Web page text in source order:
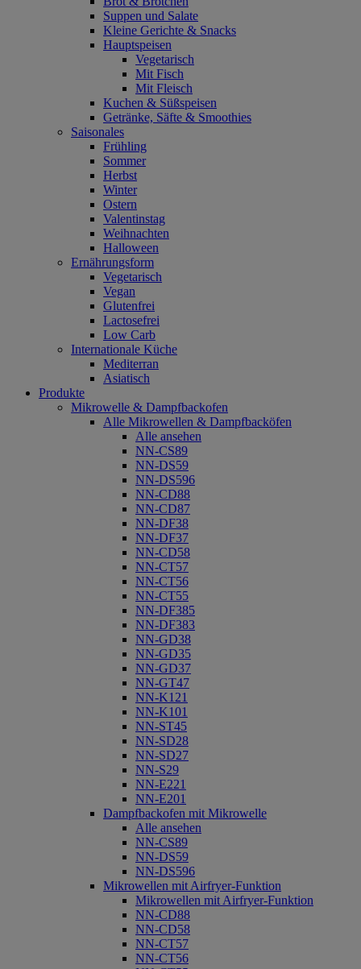
Suppen und Salate
Kleine Gerichte & Snacks
Hauptspeisen
Vegetarisch
Mit Fisch
Mit Fleisch
Kuchen & Süßspeisen
Getränke, Säfte & Smoothies
Saisonales
Frühling
Sommer
Herbst
Winter
Ostern
Valentinstag
Weihnachten
Halloween
Ernährungsform
Vegetarisch
Vegan
Glutenfrei
Lactosefrei
Low Carb
Internationale Küche
Mediterran
Asiatisch
Produkte
Mikrowelle & Dampfbackofen
Alle Mikrowellen & Dampfbacköfen
Alle ansehen
NN-CS89
NN-DS59
NN-DS596
NN-CD88
NN-CD87
NN-DF38
NN-DF37
NN-CD58
NN-CT57
NN-CT56
NN-CT55
NN-DF385
NN-DF383
NN-GD38
NN-GD35
NN-GD37
NN-GT47
NN-K121
NN-K101
NN-ST45
NN-SD28
NN-SD27
NN-S29
NN-E221
NN-E201
Dampfbackofen mit Mikrowelle
Alle ansehen
NN-CS89
NN-DS59
NN-DS596
Mikrowellen mit Airfryer-Funktion
Mikrowellen mit Airfryer-Funktion
NN-CD88
NN-CD58
NN-CT57
NN-CT56